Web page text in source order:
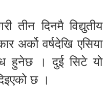
तीन दिनमै विद्युतीय
अर्को वर्षदेखि एसिया
हुनेछ । दुई सिटे यो
छ ।